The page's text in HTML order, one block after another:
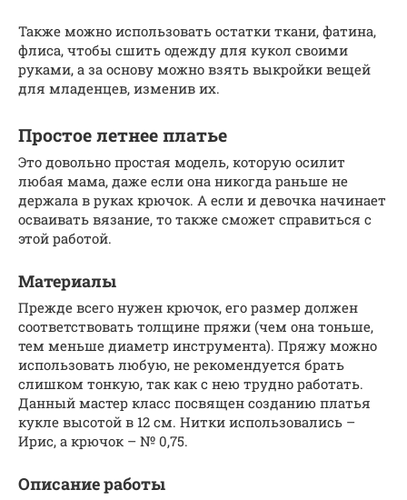
Также можно использовать остатки ткани, фатина,
флиса, чтобы сшить одежду для кукол своими
руками, а за основу можно взять выкройки вещей
для младенцев, изменив их.
Простое летнее платье
Это довольно простая модель, которую осилит
любая мама, даже если она никогда раньше не
держала в руках крючок. А если и девочка начинает
осваивать вязание, то также сможет справиться с
этой работой.
Материалы
Прежде всего нужен крючок, его размер должен
соответствовать толщине пряжи (чем она тоньше,
тем меньше диаметр инструмента). Пряжу можно
использовать любую, не рекомендуется брать
слишком тонкую, так как с нею трудно работать.
Данный мастер класс посвящен созданию платья
кукле высотой в 12 см. Нитки использовались –
Ирис, а крючок – № 0,75.
Описание работы